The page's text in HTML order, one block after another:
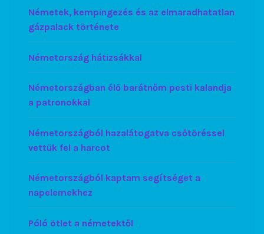
Németek, kempingezés és az elmaradhatatlan
gázpalack története
Németország hátizsákkal
Németországban élő barátnőm pesti kalandja
a patronokkal
Németországból hazalátogatva csőtöréssel
vettük fel a harcot
Németországból kaptam segítséget a
napelemekhez
Póló ötlet a németektől